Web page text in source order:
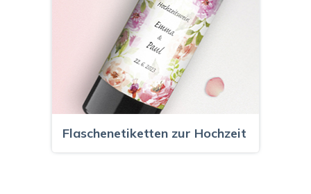
Flaschenetiketten zur Hochzeit